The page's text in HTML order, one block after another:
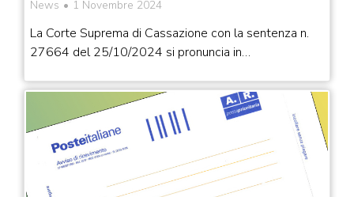
News 1 Novembre 2024
La Corte Suprema di Cassazione con la sentenza n.
27664 del 25/10/2024 si pronuncia in…